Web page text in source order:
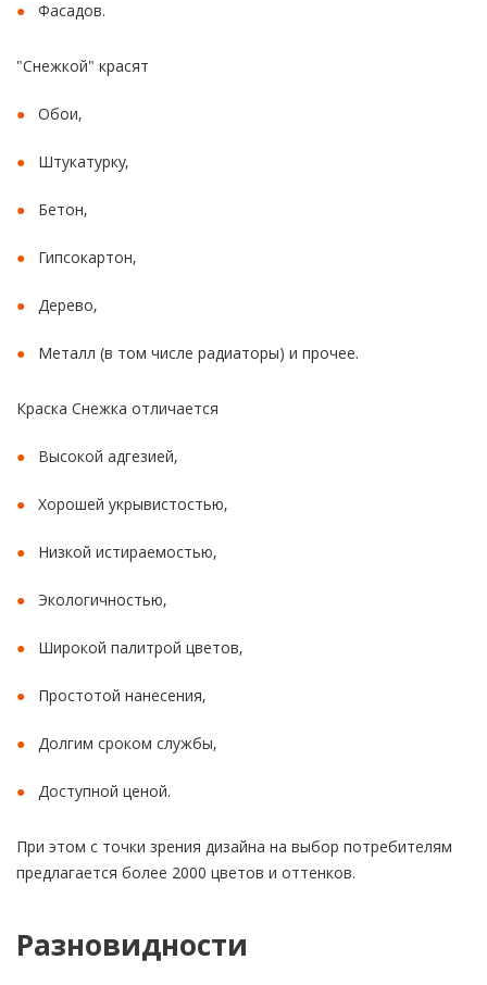
Фасадов.
"Снежкой" красят
Обои,
Штукатурку,
Бетон,
Гипсокартон,
Дерево,
Металл (в том числе радиаторы) и прочее.
Краска Снежка отличается
Высокой адгезией,
Хорошей укрывистостью,
Низкой истираемостью,
Экологичностью,
Широкой палитрой цветов,
Простотой нанесения,
Долгим сроком службы,
Доступной ценой.
При этом с точки зрения дизайна на выбор потребителям
предлагается более 2000 цветов и оттенков.
Разновидности